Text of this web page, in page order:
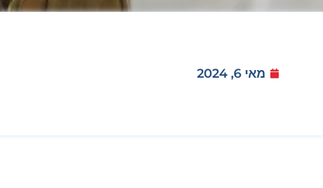
מאי 6, 2024